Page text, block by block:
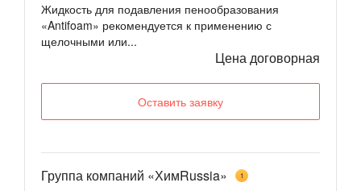
Жидкость для подавления пенообразования
«Antifoam» рекомендуется к применению с
щелочными или...
Цена договорная
Оставить заявку
Группа компаний «ХимRussia» 1